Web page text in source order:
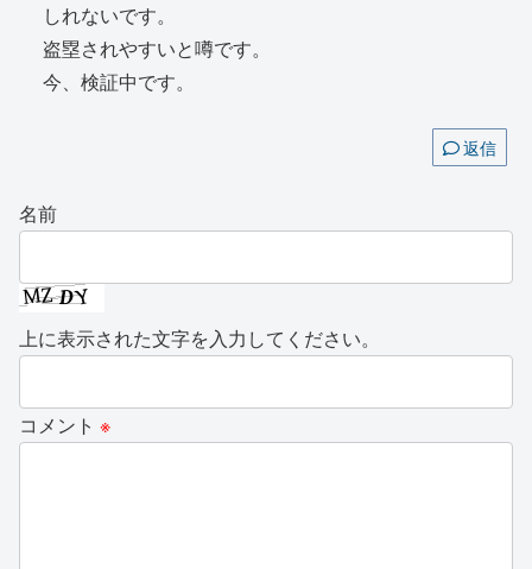
しれないです。
盗塁されやすいと噂です。
今、検証中です。
返信
名前
上に表示された文字を入力してください。
コメント ※